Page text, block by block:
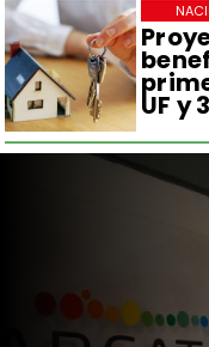
UF y